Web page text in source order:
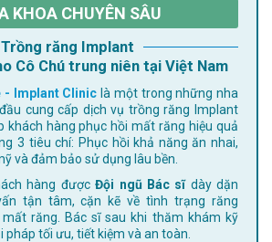
KHOA CHUYÊN SÂU
Trồng răng Implant
Cô Chú trung niên tại Việt Nam
- Implant Clinic là một trong những nha
cung cấp dịch vụ trồng răng Implant
khách hàng phục hồi mất răng hiệu quả
3 tiêu chí: Phục hồi khả năng ăn nhai,
và đảm bảo sử dụng lâu bền.
hàng đượcĐội ngũ Bác sĩdày dặn
tận tâm, cặn kẽ về tình trạng răng
răng. Bác sĩ sau khi thăm khám kỹ
pháp tối ưu, tiết kiệm và an toàn.